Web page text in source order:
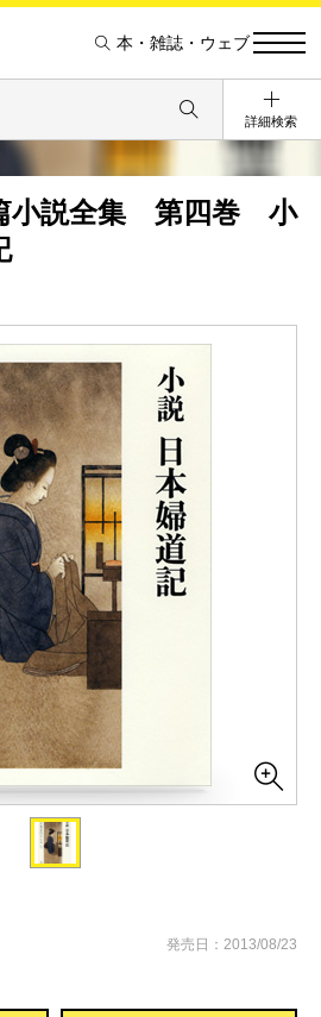
本・雑誌・ウェブ
詳細検索
小説全集 第四巻 小
発売日：2013/08/23